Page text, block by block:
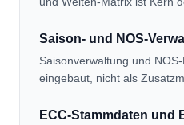
Saison- und NOS-
Saisonverwaltung und
eingebaut, nicht als
ECC-Stammdaten und